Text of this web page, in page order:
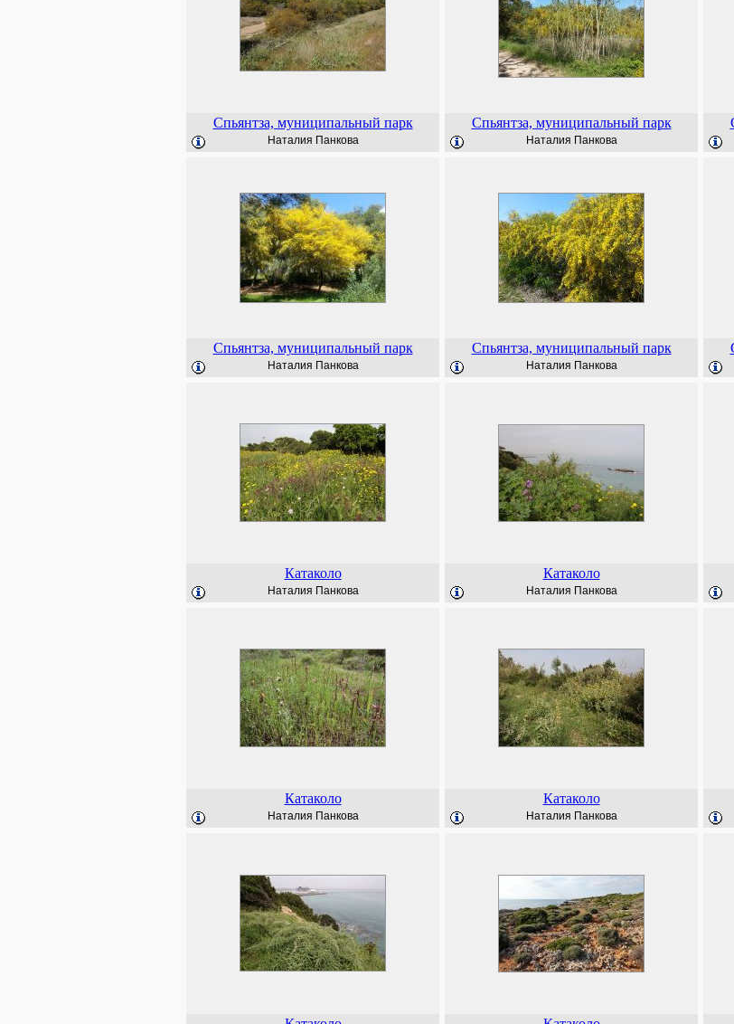
Спьянтза, муниципальный парк
Наталия Панкова
Спьянтза, муниципальный парк
Наталия Панкова
Спьянтза, муниципальный парк
Наталия Панкова
Спьянтза, муниципальный парк
Наталия Панкова
Катаколо
Наталия Панкова
Катаколо
Наталия Панкова
Катаколо
Наталия Панкова
Катаколо
Наталия Панкова